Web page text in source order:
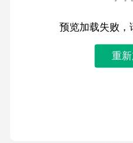
预览加载失败，
重